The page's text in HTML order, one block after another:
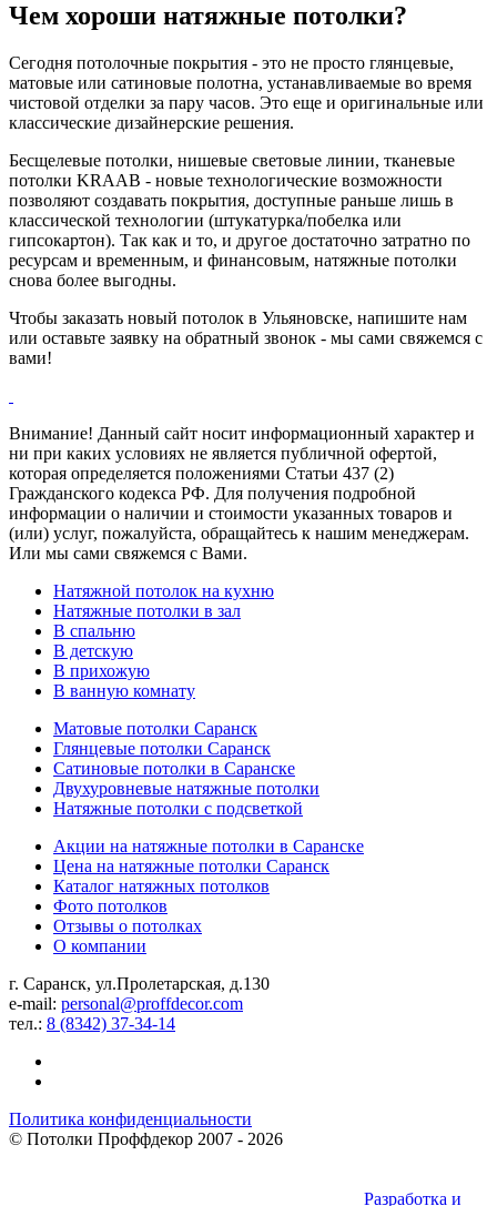
Чем хороши натяжные потолки?
Сегодня потолочные покрытия - это не просто глянцевые,
матовые или сатиновые полотна, устанавливаемые во время
чистовой отделки за пару часов. Это еще и оригинальные или
классические дизайнерские решения.
Бесщелевые потолки, нишевые световые линии, тканевые
потолки KRAAB - новые технологические возможности
позволяют создавать покрытия, доступные раньше лишь в
классической технологии (штукатурка/побелка или
гипсокартон). Так как и то, и другое достаточно затратно по
ресурсам и временным, и финансовым, натяжные потолки
снова более выгодны.
Чтобы заказать новый потолок в Ульяновске, напишите нам
или оставьте заявку на обратный звонок - мы сами свяжемся с
вами!
Внимание! Данный сайт носит информационный характер и
ни при каких условиях не является публичной офертой,
которая определяется положениями Статьи 437 (2)
Гражданского кодекса РФ. Для получения подробной
информации о наличии и стоимости указанных товаров и
(или) услуг, пожалуйста, обращайтесь к нашим менеджерам.
Или мы сами свяжемся с Вами.
Натяжной потолок на кухню
Натяжные потолки в зал
В спальню
В детскую
В прихожую
В ванную комнату
Матовые потолки Саранск
Глянцевые потолки Саранск
Сатиновые потолки в Саранске
Двухуровневые натяжные потолки
Натяжные потолки с подсветкой
Акции на натяжные потолки в Саранске
Цена на натяжные потолки Саранск
Каталог натяжных потолков
Фото потолков
Отзывы о потолках
О компании
г. Саранск, ул.Пролетарская, д.130
e-mail: personal@proffdecor.com
тел.: 8 (8342) 37-34-14
Политика конфиденциальности
© Потолки Проффдекор 2007 - 2026
Разработка и